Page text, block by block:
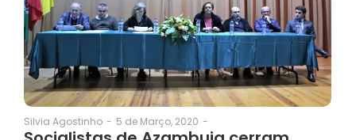
Silvia Agostinho - 5 de Março, 2020 -